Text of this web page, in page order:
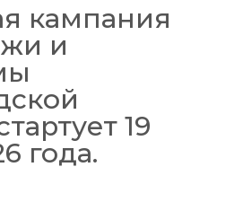
кампания
и
19
года.